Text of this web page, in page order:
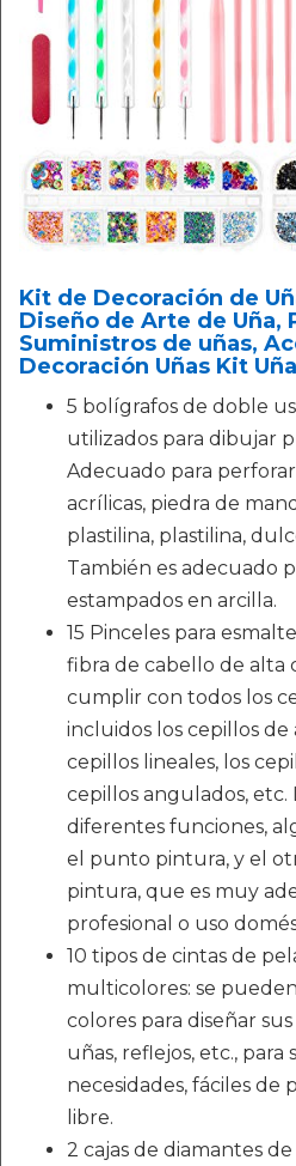
Kit de Decoración de
Diseño de Arte de Uña,
Suministros de uñas,
Decoración Uñas Kit
5 bolígrafos de doble
utilizados para dibujar
Adecuado para
acrílicas, piedra de
plastilina, plastilina,
También es adecuado
estampados en arcilla.
15 Pinceles para
fibra de cabello de alta
cumplir con todos los
incluidos los cepillos de
cepillos lineales, los
cepillos angulados, etc.
diferentes funciones,
el punto pintura, y el
pintura, que es muy
profesional o uso
10 tipos de cintas de
multicolores: se
colores para diseñar
uñas, reflejos, etc., para
necesidades, fáciles de
libre.
2 cajas de diamantes